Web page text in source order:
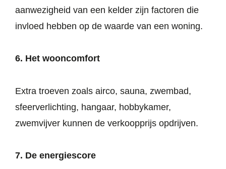
aanwezigheid van een kelder zijn factoren die
invloed hebben op de waarde van een woning.
6. Het wooncomfort
Extra troeven zoals airco, sauna, zwembad,
sfeerverlichting, hangaar, hobbykamer,
zwemvijver kunnen de verkoopprijs opdrijven.
7. De energiescore